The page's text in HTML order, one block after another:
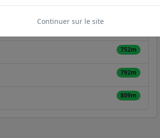
564m
752m
792m
809m
Continuer sur le site